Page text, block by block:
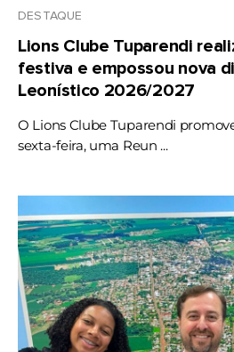
DESTAQUE
Lions Clube Tuparendi
festiva e empossou nova
Leonístico 2026/2027
O Lions Clube Tuparendi
sexta-feira, uma Reun ...